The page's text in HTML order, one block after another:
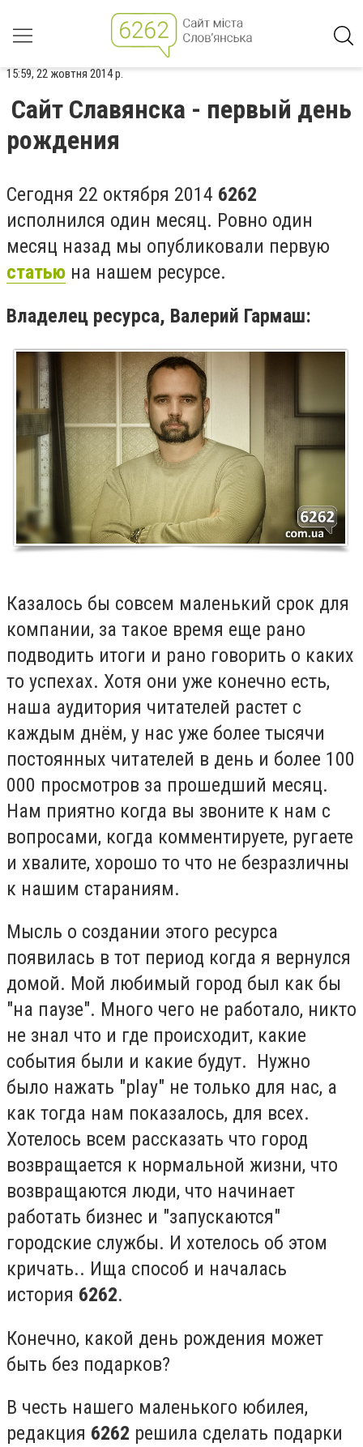
15:59, 22 жовтня 2014 р.
Сайт Славянска - первый день
рождения
Сегодня 22 октября 2014 6262
исполнился один месяц. Ровно один
месяц назад мы опубликовали первую
статью на нашем ресурсе.
Владелец ресурса, Валерий Гармаш:
Казалось бы совсем маленький срок для
компании, за такое время еще рано
подводить итоги и рано говорить о каких
то успехах. Хотя они уже конечно есть,
наша аудитория читателей растет с
каждым днём, у нас уже более тысячи
постоянных читателей в день и более 100
000 просмотров за прошедший месяц.
Нам приятно когда вы звоните к нам с
вопросами, когда комментируете, ругаете
и хвалите, хорошо то что не безразличны
к нашим стараниям.
Мысль о создании этого ресурса
появилась в тот период когда я вернулся
домой. Мой любимый город был как бы
"на паузе". Много чего не работало, никто
не знал что и где происходит, какие
события были и какие будут. Нужно
было нажать "play" не только для нас, а
как тогда нам показалось, для всех.
Хотелось всем рассказать что город
возвращается к нормальной жизни, что
возвращаются люди, что начинает
работать бизнес и "запускаются"
городские службы. И хотелось об этом
кричать.. Ища способ и началась
история 6262.
Конечно, какой день рождения может
быть без подарков?
В честь нашего маленького юбилея,
редакция 6262 решила сделать подарки